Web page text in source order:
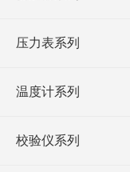
压力表系列
温度计系列
校验仪系列